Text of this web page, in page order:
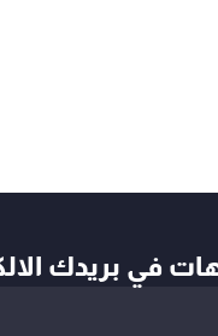
في بريدك